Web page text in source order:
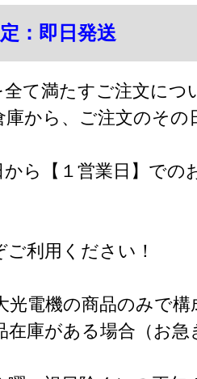
：即日発送
て満たすご注文につ
庫から、ご注文のそ
ら【１営業日】での
利用ください！
電機の商品のみで構
庫がある場合（お急